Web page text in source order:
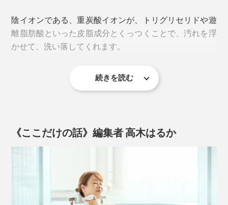
炭酸ガスのように、空気中へ抜けていかないので、家族
みんなが、じっくり“重炭酸湯”に浸かれます。
この原理を再現するために、小星さんは、コニカ時代に
培った、写真フィルム用のマイクロカプセル造粒技術を
応用しました。
陰イオンである、重炭酸イオンが、トリグリセリドや遊
離脂肪酸といった皮脂成分とくっつくことで、汚れを浮
かせて、洗い落してくれます。
顔も体も、髪の毛も、石鹸やシャンプーを使わないで、
続きを読む
《ここだけの話》編集者 高木はるか